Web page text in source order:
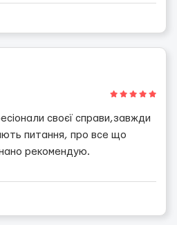
своєї справи,завжди
питання, про все що
рекомендую.